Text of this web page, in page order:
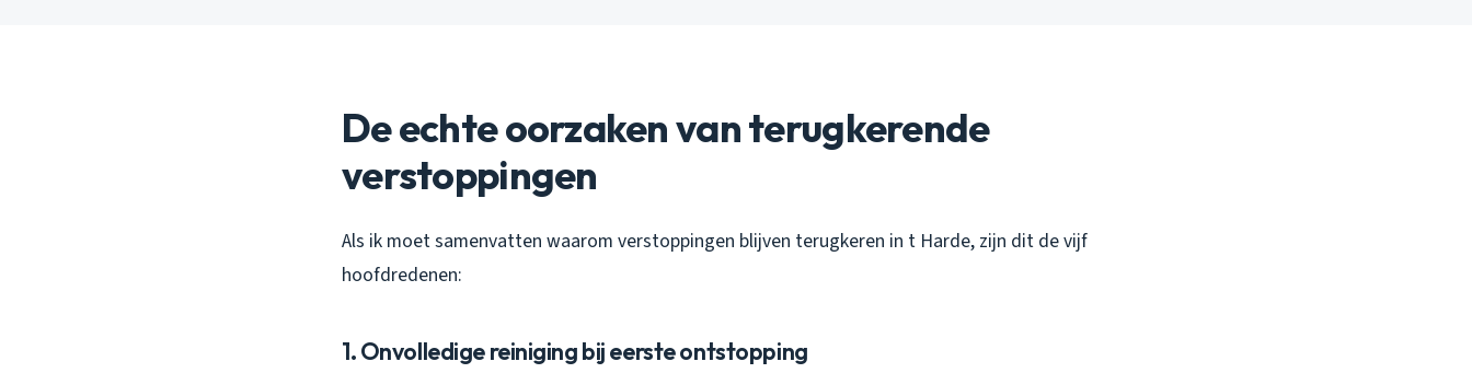
De echte oorzaken van terugkerende
verstoppingen
Als ik moet samenvatten waarom verstoppingen blijven terugkeren in t Harde, zijn dit de vijf
hoofdredenen:
1. Onvolledige reiniging bij eerste ontstopping